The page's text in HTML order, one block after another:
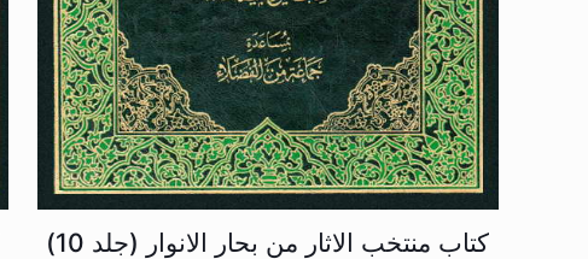
کتاب منتخب الاثار من بحار الانوار (جلد 10)